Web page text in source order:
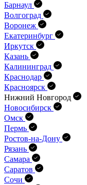
Барнаул
Волгоград
Воронеж
Екатеринбург
Иркутск
Казань
Калининград
Краснодар
Красноярск
Нижний Новгород
Новосибирск
Омск
Пермь
Ростов-на-Дону
Рязань
Самара
Саратов
Сочи